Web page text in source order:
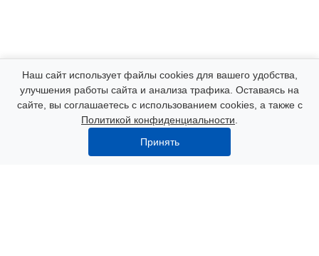
Компания
Каталог
Наш сайт использует файлы cookies для вашего удобства,
улучшения работы сайта и анализа трафика. Оставаясь на
сайте, вы соглашаетесь с использованием cookies, а также с
Политикой конфиденциальности
Принять